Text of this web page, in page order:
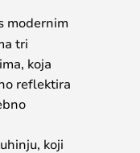
modernim
tri
koja
reflektira
koji